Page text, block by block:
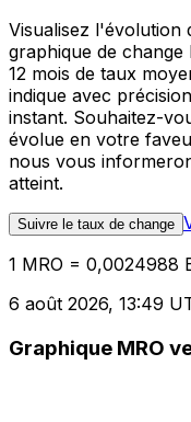
Visualisez l'évolution
graphique de
12 mois de taux
indique avec
instant. Souhaitez-
évolue en votre
nous vous
atteint.
Suivre le taux de change
1 MRO = 0,0024988
6 août 2026, 13:49
Graphique MRO